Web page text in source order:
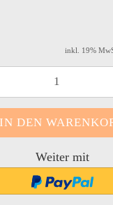
inkl. 19%
Weiter mit